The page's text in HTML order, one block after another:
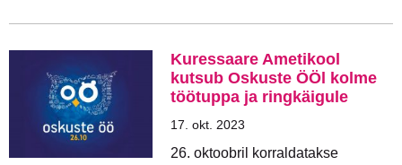
Kuressaare Ametikool
kutsub Oskuste ÖÖl kolme
töötuppa ja ringkäigule
17. okt. 2023
26. oktoobril korraldatakse